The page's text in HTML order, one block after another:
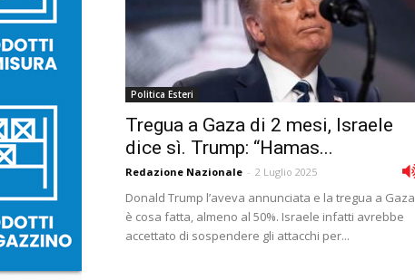
Politica Esteri
Tregua a Gaza di 2 mesi, Israele
dice sì. Trump: “Hamas...
Redazione Nazionale - 2 Luglio 2025
Donald Trump l’aveva annunciata e la tregua a Gaza
è cosa fatta, almeno al 50%. Israele infatti avrebbe
accettato di sospendere gli attacchi per...